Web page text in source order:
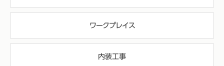
ワークプレイス
内装工事